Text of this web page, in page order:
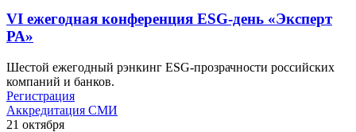
VI ежегодная конференция ESG-день «Эксперт
РА»
Шестой ежегодный рэнкинг ESG-прозрачности российских
компаний и банков.
Регистрация
Аккредитация СМИ
21 октября